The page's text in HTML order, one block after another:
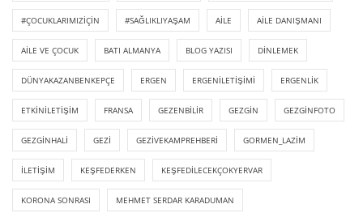
#ÇOCUKLARIMIZIÇIN #SAĞLIKLIYAŞAM AILE AILE DANIŞMANI
AILE VE ÇOCUK BATI ALMANYA BLOG YAZISI DINLEMEK
DÜNYAKAZANBENKEPÇE ERGEN ERGENILETIŞIMI ERGENLIK
ETKINILETIŞIM FRANSA GEZENBILIR GEZGIN GEZGINFOTO
GEZGINHALI GEZI GEZIVEKAMPREHBERI GORMEN_LAZIM
ILETIŞIM KEŞFEDERKEN KEŞFEDILECEKÇOKYERVAR
KORONA SONRASI MEHMET SERDAR KARADUMAN